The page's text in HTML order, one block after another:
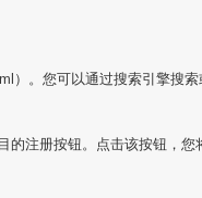
）。您可以通过搜索引擎搜
的注册按钮。点击该按钮，您